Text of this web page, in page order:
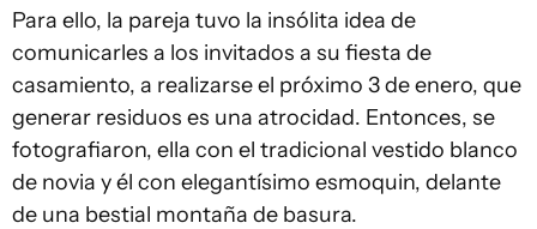
Para ello, la pareja tuvo la insólita idea de
comunicarles a los invitados a su fiesta de
casamiento, a realizarse el próximo 3 de enero, que
generar residuos es una atrocidad. Entonces, se
fotografiaron, ella con el tradicional vestido blanco
de novia y él con elegantísimo esmoquin, delante
de una bestial montaña de basura.